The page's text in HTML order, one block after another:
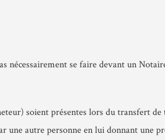
nécessairement se faire devant un
soient présentes lors du transfert
une autre personne en lui donnant une